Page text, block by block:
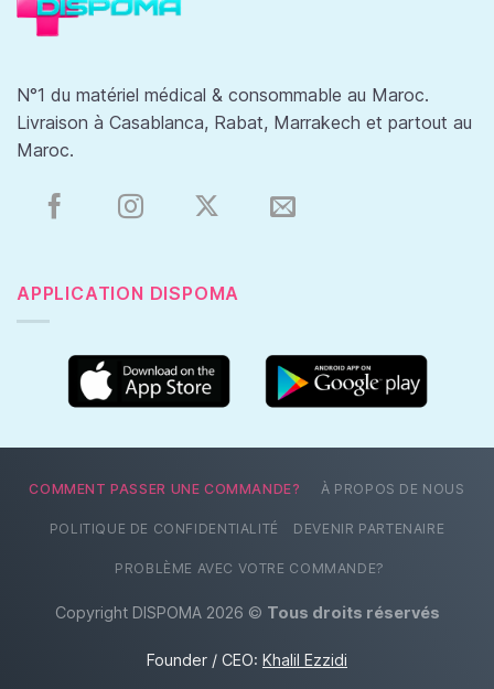
N°1 du matériel médical & consommable au Maroc.
Livraison à Casablanca, Rabat, Marrakech et partout au
Maroc.
APPLICATION DISPOMA
COMMENT PASSER UNE COMMANDE? À PROPOS DE NOUS
POLITIQUE DE CONFIDENTIALITÉ DEVENIR PARTENAIRE
PROBLÈME AVEC VOTRE COMMANDE?
Copyright DISPOMA 2026 © Tous droits réservés
Founder / CEO: Khalil Ezzidi